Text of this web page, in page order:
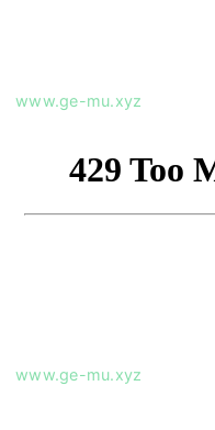
www.ge-mu.xyz
www.ge-mu.xyz